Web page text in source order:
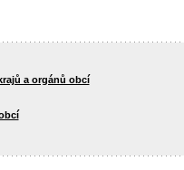
a orgánů obcí